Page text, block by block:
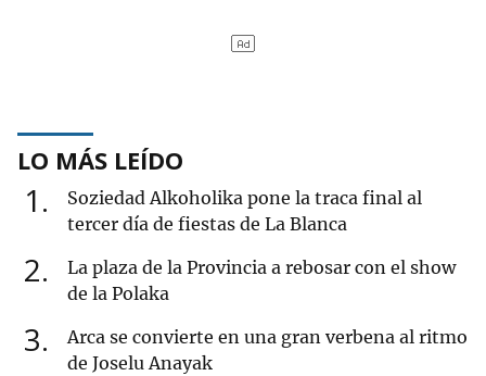
LO MÁS LEÍDO
1
Soziedad Alkoholika pone la traca final al
tercer día de fiestas de La Blanca
2
La plaza de la Provincia a rebosar con el show
de la Polaka
3
Arca se convierte en una gran verbena al ritmo
de Joselu Anayak